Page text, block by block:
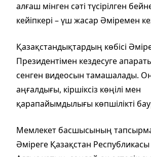
алғаш мінген сәті түсірілген
кейіпкері – үш жасар Әміремен
Қазақстандықтардың көбісі
Президентімен кездесуге
сенген видеосын тамашалады.
аңғалдығы, кіршіксіз көңілі мен
қарапайымдылығы көпшілікті
Мемлекет басшысының
Әміреге Қазақстан